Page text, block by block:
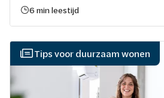
6 min leestijd
Tips voor duurzaam wonen